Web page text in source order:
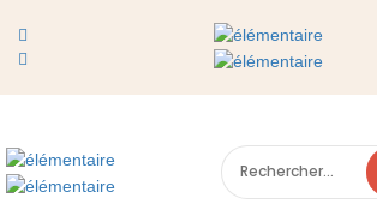
Peigne à cheveux avec manche en boisadmin
juin 2026
Accueil
Bain : produits et équipements de